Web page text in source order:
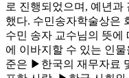
로 진행되었으며, 예년과
했다. 수민송자학술상은
수민 송자 교수님의 뜻에
에 이바지할 수 있는 인
준은 ▶한국의 재무자료